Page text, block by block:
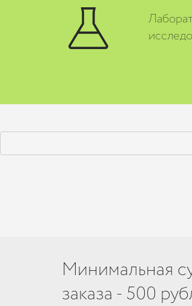
Минимальная
заказа - 500